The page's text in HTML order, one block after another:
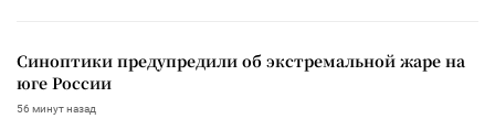
Синоптики предупредили об экстремальной жаре на
юге России
56 минут назад